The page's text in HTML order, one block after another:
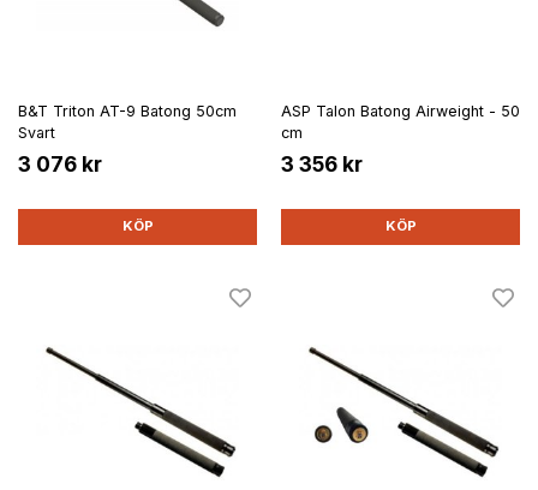
B&T Triton AT-9 Batong 50cm
Svart
3 076 kr
KÖP
ASP Talon Batong Airweight - 50
cm
3 356 kr
KÖP